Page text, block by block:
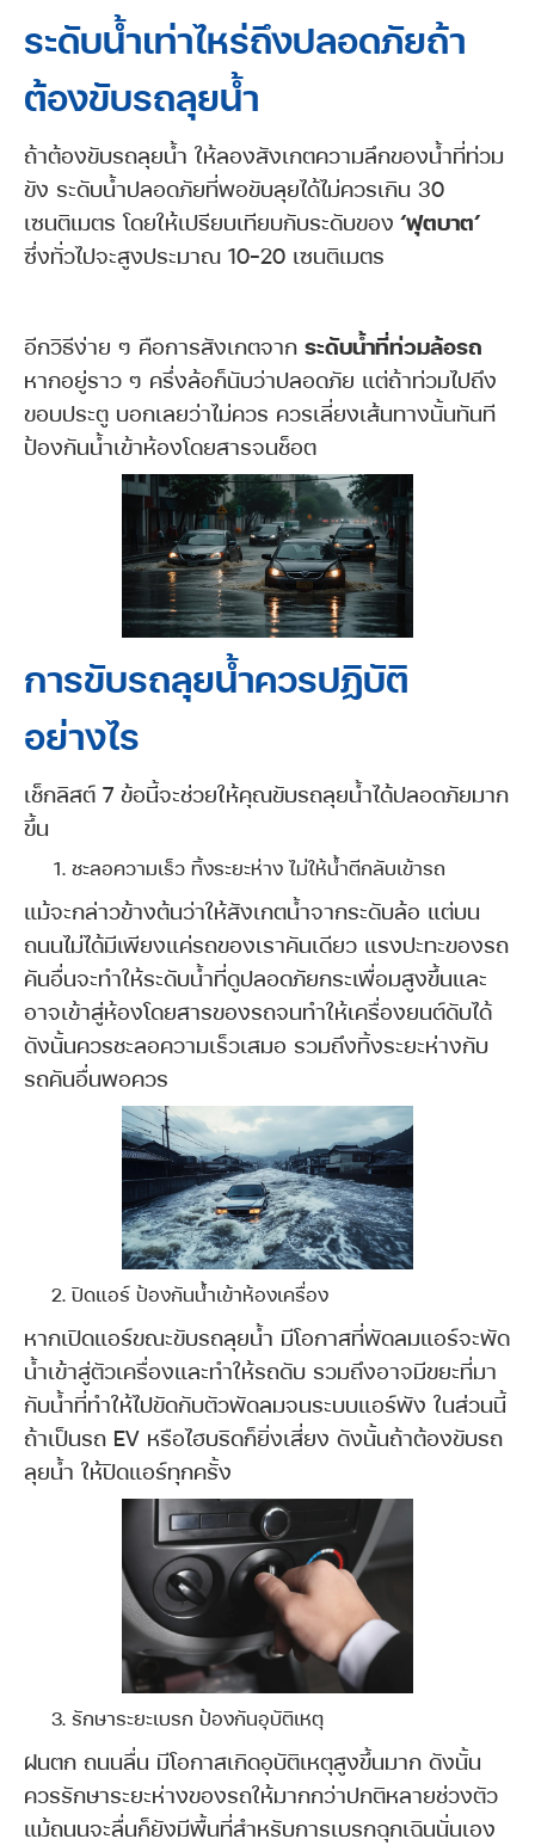
ระดับน้ำเท่าไหร่ถึงปลอดภัยถ้า
ต้องขับรถลุยน้ำ
ถ้าต้องขับรถลุยน้ำ ให้ลองสังเกตความลึกของน้ำที่ท่วม
ขัง ระดับน้ำปลอดภัยที่พอขับลุยได้ไม่ควรเกิน 30
เซนติเมตร โดยให้เปรียบเทียบกับระดับของ ‘ฟุตบาต’
ซึ่งทั่วไปจะสูงประมาณ 10-20 เซนติเมตร
อีกวิธีง่าย ๆ คือการสังเกตจาก ระดับน้ำที่ท่วมล้อรถ
หากอยู่ราว ๆ ครึ่งล้อก็นับว่าปลอดภัย แต่ถ้าท่วมไปถึง
ขอบประตู บอกเลยว่าไม่ควร ควรเลี่ยงเส้นทางนั้นทันที
ป้องกันน้ำเข้าห้องโดยสารจนช็อต
การขับรถลุยน้ำควรปฏิบัติ
อย่างไร
เช็กลิสต์ 7 ข้อนี้จะช่วยให้คุณขับรถลุยน้ำได้ปลอดภัยมาก
ขึ้น
ชะลอความเร็ว ทิ้งระยะห่าง ไม่ให้น้ำตีกลับเข้ารถ
แม้จะกล่าวข้างต้นว่าให้สังเกตน้ำจากระดับล้อ แต่บน
ถนนไม่ได้มีเพียงแค่รถของเราคันเดียว แรงปะทะของรถ
คันอื่นจะทำให้ระดับน้ำที่ดูปลอดภัยกระเพื่อมสูงขึ้นและ
อาจเข้าสู่ห้องโดยสารของรถจนทำให้เครื่องยนต์ดับได้
ดังนั้นควรชะลอความเร็วเสมอ รวมถึงทิ้งระยะห่างกับ
รถคันอื่นพอควร
ปิดแอร์ ป้องกันน้ำเข้าห้องเครื่อง
หากเปิดแอร์ขณะขับรถลุยน้ำ มีโอกาสที่พัดลมแอร์จะพัด
น้ำเข้าสู่ตัวเครื่องและทำให้รถดับ รวมถึงอาจมีขยะที่มา
กับน้ำที่ทำให้ไปขัดกับตัวพัดลมจนระบบแอร์พัง ในส่วนนี้
ถ้าเป็นรถ EV หรือไฮบริดก็ยิ่งเสี่ยง ดังนั้นถ้าต้องขับรถ
ลุยน้ำ ให้ปิดแอร์ทุกครั้ง
รักษาระยะเบรก ป้องกันอุบัติเหตุ
ฝนตก ถนนลื่น มีโอกาสเกิดอุบัติเหตุสูงขึ้นมาก ดังนั้น
ควรรักษาระยะห่างของรถให้มากกว่าปกติหลายช่วงตัว
แม้ถนนจะลื่นก็ยังมีพื้นที่สำหรับการเบรกฉุกเฉินนั่นเอง